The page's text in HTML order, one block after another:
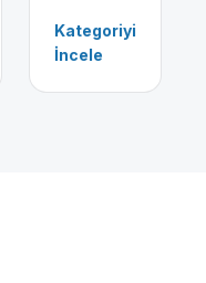
Kategoriyi
İncele